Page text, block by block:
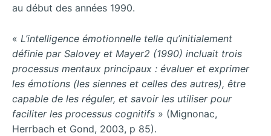
au début des années 1990.
« L’intelligence émotionnelle telle qu’initialement
définie par Salovey et Mayer2 (1990) incluait trois
processus mentaux principaux : évaluer et exprimer
les émotions (les siennes et celles des autres), être
capable de les réguler, et savoir les utiliser pour
faciliter les processus cognitifs » (Mignonac,
Herrbach et Gond, 2003, p 85).